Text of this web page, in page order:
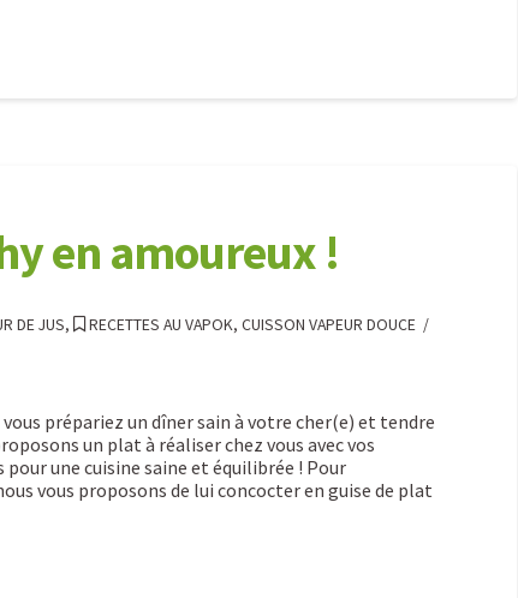
en amoureux !
DE JUS,
RECETTES AU VAPOK, CUISSON VAPEUR DOUCE
prépariez un dîner sain à votre cher(e) et tendre
un plat à réaliser chez vous avec vos
une cuisine saine et équilibrée ! Pour
vous proposons de lui concocter en guise de plat